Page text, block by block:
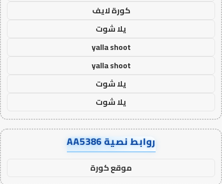
كورة لايف
يلا شوت
yalla shoot
yalla shoot
يلا شوت
يلا شوت
روابط نصية AA5386
موقع كورة